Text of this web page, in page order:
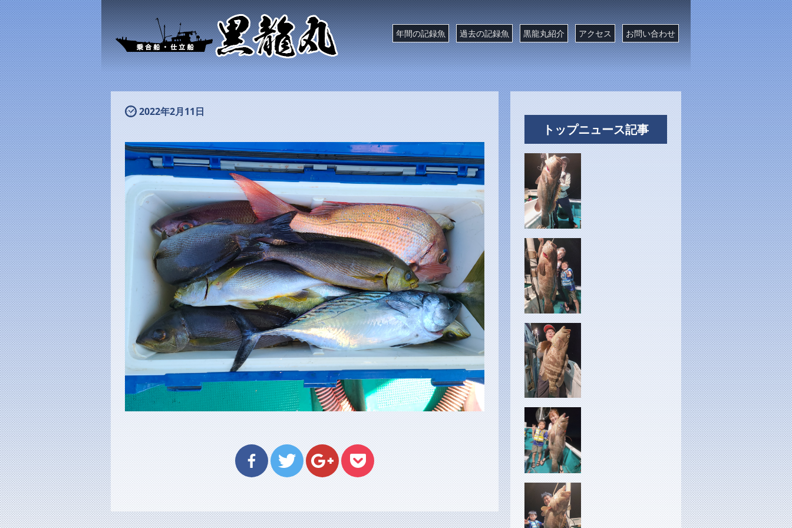
年間の記録魚 過去の記録魚 黒龍丸紹介 アクセス お問い合わせ
2022年2月11日
トップニュース記事